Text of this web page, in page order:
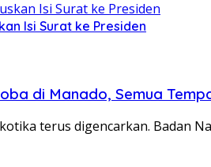
Isi Surat ke Presiden
di Manado, Semua
terus digencarkan. Badan